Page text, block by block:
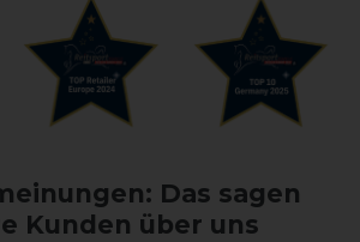
Das sagen
Kunden über uns